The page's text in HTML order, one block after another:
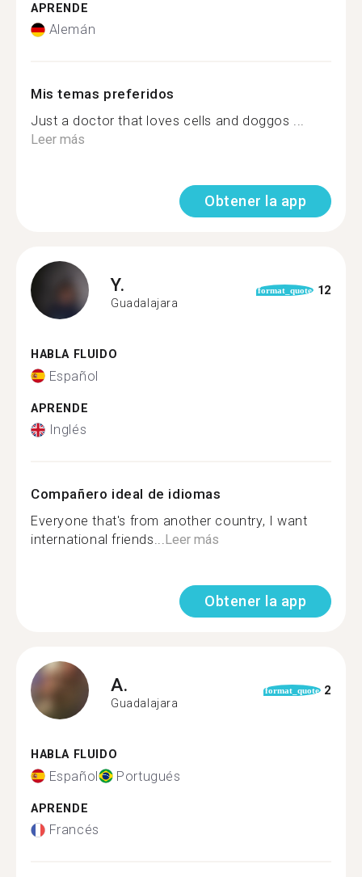
APRENDE
Alemán
Mis temas preferidos
Just a doctor that loves cells and doggos ...
Leer más
Obtener la app
Y.
Guadalajara
format_quote 12
HABLA FLUIDO
Español
APRENDE
Inglés
Compañero ideal de idiomas
Everyone that's from another country, I want
international friends...Leer más
Obtener la app
A.
Guadalajara
format_quote 2
HABLA FLUIDO
Español Portugués
APRENDE
Francés